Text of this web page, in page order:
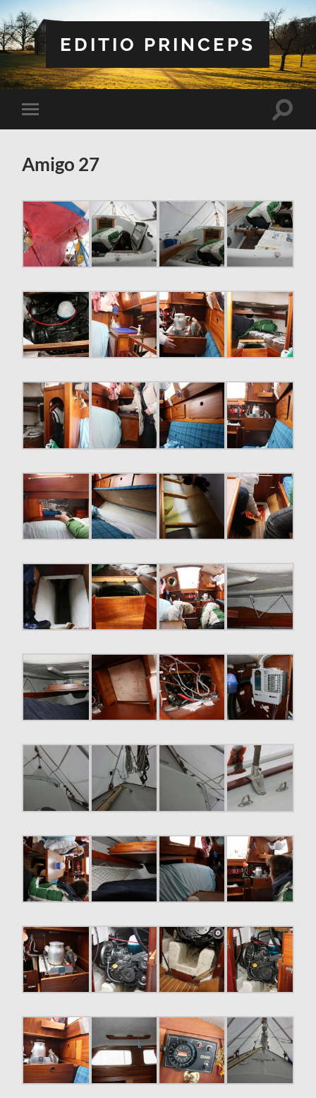
EDITIO PRINCEPS
Slå
på/av
Slå
Amigo 27